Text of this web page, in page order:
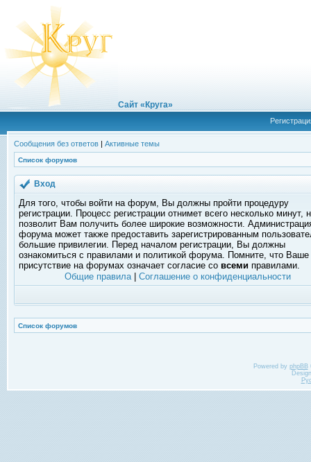
Сайт «Круга»
Сообщения без ответов | Активные темы
Список форумов
Вход
Для того, чтобы войти на форум, Вы должны пройти процедуру
регистрации. Процесс регистрации отнимет всего несколько минут,
позволит Вам получить более широкие возможности.
форума может также предоставить зарегистрированным
большие привилегии. Перед началом регистрации, Вы должны
ознакомиться с правилами и политикой форума. Помните, что Ваше
присутствие на форумах означает согласие со всеми правилами.
Общие правила| Соглашение о конфиденциальности
Список форумов
Powered by phpBB